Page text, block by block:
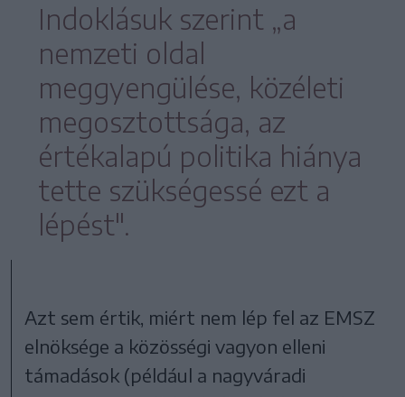
Indoklásuk szerint „a
nemzeti oldal
meggyengülése, közéleti
megosztottsága, az
értékalapú politika hiánya
tette szükségessé ezt a
lépést".
Azt sem értik, miért nem lép fel az EMSZ
elnöksége a közösségi vagyon elleni
támadások (például a nagyváradi